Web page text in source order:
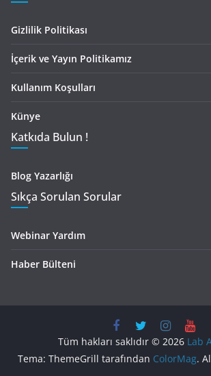
Gizlilik Politikası
İçerik ve Yayın Politikamız
Kullanım Koşulları
Künye
Katkıda Bulun !
Blog Yazarlığı
Sıkça Sorulan Sorular
Webinar Yardım
Haber Bülteni
Tüm hakları saklıdır © 2026 Lab
Tema: ThemeGrill tarafından ColorMag.